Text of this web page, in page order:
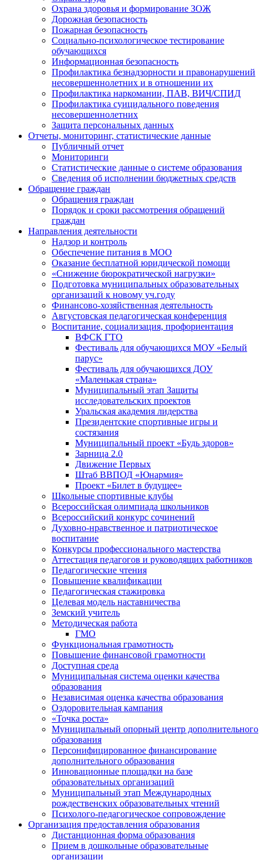
Охрана здоровья и формирование ЗОЖ
Дорожная безопасность
Пожарная безопасность
Социально-психологическое тестирование
обучающихся
Информационная безопасность
Профилактика безнадзорности и правонарушений
несовершеннолетних и в отношении их
Профилактика наркомании, ПАВ, ВИЧ/СПИД
Профилактика суицидального поведения
несовершеннолетних
Защита персональных данных
Отчеты, мониторинг, статистические данные
Публичный отчет
Мониторинги
Статистические данные о системе образования
Сведения об исполнении бюджетных средств
Обращение граждан
Обращения граждан
Порядок и сроки рассмотрения обращений
граждан
Направления деятельности
Надзор и контроль
Обеспечение питания в МОО
Оказание бесплатной юридической помощи
«Снижение бюрократической нагрузки»
Подготовка муниципальных образовательных
организаций к новому уч.году
Финансово-хозяйственная деятельность
Августовская педагогическая конференция
Воспитание, социализация, профориентация
ВФСК ГТО
Фестиваль для обучающихся МОУ «Белый
парус»
Фестиваль для обучающихся ДОУ
«Маленькая страна»
Муниципальный этап Защиты
исследовательских проектов
Уральская академия лидерства
Президентские спортивные игры и
состязания
Муниципальный проект «Будь здоров»
Зарница 2.0
Движение Первых
Штаб ВВПОД «Юнармия»
Проект «Билет в будущее»
Школьные спортивные клубы
Всероссийская олимпиада школьников
Всероссийский конкурс сочинений
Духовно-нравственное и патриотическое
воспитание
Конкурсы профессионального мастерства
Аттестация педагогов и руководящих работников
Педагогические чтения
Повышение квалификации
Педагогическая стажировка
Целевая модель наставничества
Земский учитель
Методическая работа
ГМО
Функциональная грамотность
Повышение финансовой грамотности
Доступная среда
Муниципальная система оценки качества
образования
Независимая оценка качества образования
Оздоровительная кампания
«Точка роста»
Муниципальный опорный центр дополнительного
образования
Персонифицированное финансирование
дополнительного образования
Инновационные площадки на базе
образовательных организаций
Муниципальный этап Международных
рождественских образовательных чтений
Психолого-педагогическое сопровождение
Организация предоставления образования
Дистанционная форма образования
Прием в дошкольные образовательные
организации